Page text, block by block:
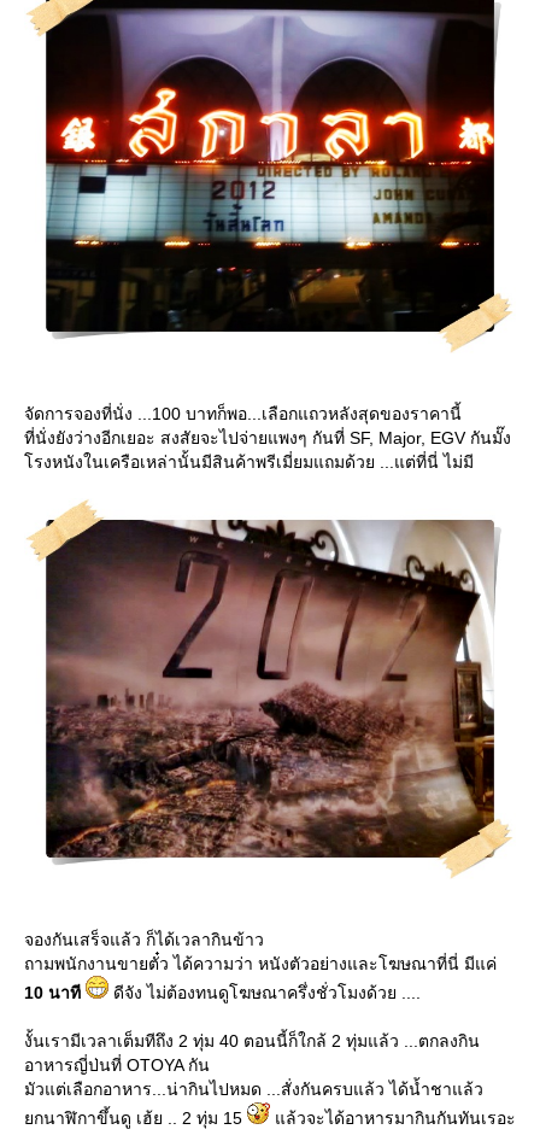
จัดการจองที่นั่ง ...100 บาทก็พอ...เลือกแถวหลังสุดของราคานี้
ที่นั่งยังว่างอีกเยอะ สงสัยจะไปจ่ายแพงๆ กันที่ SF, Major, EGV กันมั๊ง
รงหนังในเครือเหล่านั้นมีสินค้าพรีเมี่ยมแถมด้วย ...แต่ที่นี่ ไม่มี
จองกันเสร็จแล้ว ก็ได้เวลากินข้าว
ถามพนักงานขายตั๋ว ได้ความว่า หนังตัวอย่างและโฆษณาที่นี่ มีแค่
10 นาที
ดีจัง ไม่ต้องทนดูโฆษณาครึ่งชั่วโมงด้วย ....
งั้นเรามีเวลาเต็มทีถึง 2 ทุ่ม 40 ตอนนี้ก็ใกล้ 2 ทุ่มแล้ว ...ตกลงกิน
อาหารญี่ป่นที่ OTOYA กัน
มัวแต่เลือกอาหาร...น่ากินไปหมด ...สั่งกันครบแล้ว ได้น้ำชาแล้ว
กนาฬิกาขึ้นดู เฮ้ย .. 2 ทุ่ม 15
ล้วจะได้อาหารมากินกันทันเรอะ